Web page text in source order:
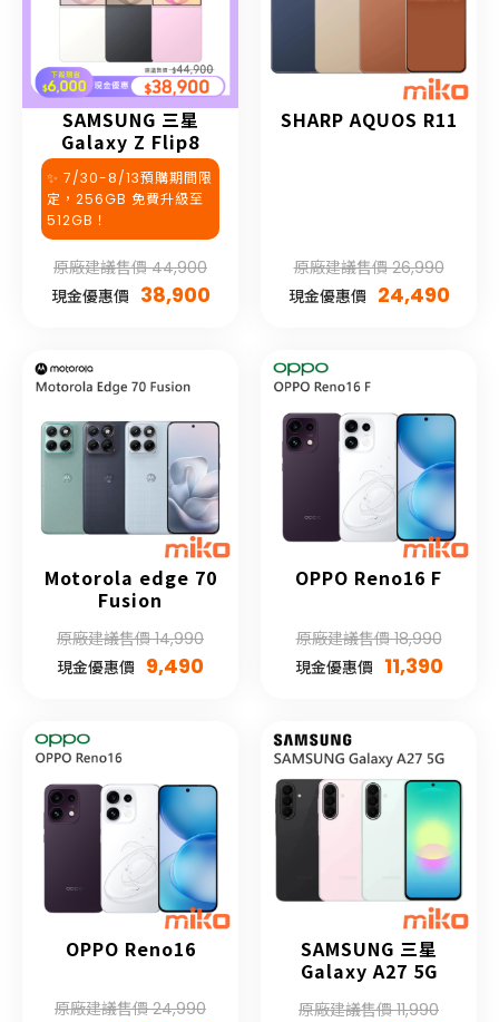
SAMSUNG 三星
Galaxy Z Flip8
✨ 7/30-8/13預購期間限
定，256GB 免費升級至
512GB！
原廠建議售價 44,900
現金優惠價 38,900
SHARP AQUOS R11
原廠建議售價 26,990
現金優惠價 24,490
Motorola edge 70
Fusion
原廠建議售價 14,990
現金優惠價 9,490
OPPO Reno16 F
原廠建議售價 18,990
現金優惠價 11,390
OPPO Reno16
原廠建議售價 24,990
SAMSUNG 三星
Galaxy A27 5G
原廠建議售價 11,990